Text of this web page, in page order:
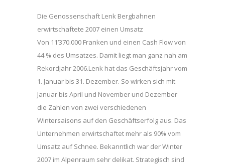
Die Genossenschaft Lenk Bergbahnen
erwirtschaftete 2007 einen Umsatz
Von 11’370.000 Franken und einen Cash Flow von
44 % des Umsatzes. Damit liegt man ganz nah am
Rekordjahr 2006.Lenk hat das Geschäftsjahr vom
1. Januar bis 31. Dezember. So wirken sich mit
Januar bis April und November und Dezember
die Zahlen von zwei verschiedenen
Wintersaisons auf den Geschäftserfolg aus. Das
Unternehmen erwirtschaftet mehr als 90% vom
Umsatz auf Schnee. Bekanntlich war der Winter
2007 im Alpenraum sehr delikat. Strategisch sind